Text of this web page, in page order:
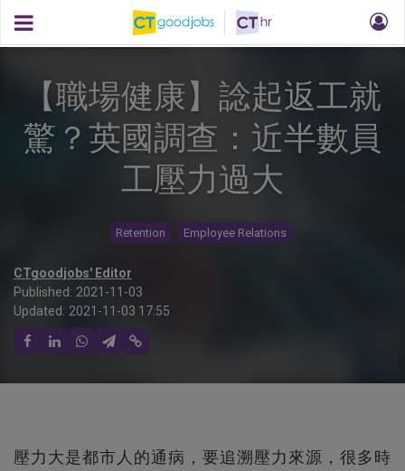
【職場健康】諗起返工就
驚？英國調查：近半數員
工壓力過大
Retention Employee Relations
CTgoodjobs' Editor
Published: 2021-11-03
Updated: 2021-11-03 17:55
壓力大是都市人的通病，要追溯壓力來源，很多時